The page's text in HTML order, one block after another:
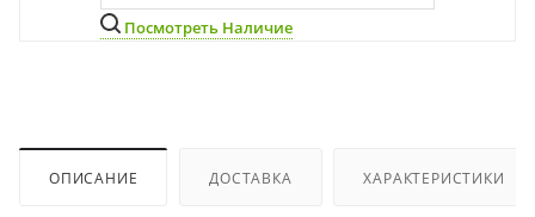
Посмотреть Наличие
ОПИСАНИЕ ДОСТАВКА ХАРАКТЕРИСТИКИ